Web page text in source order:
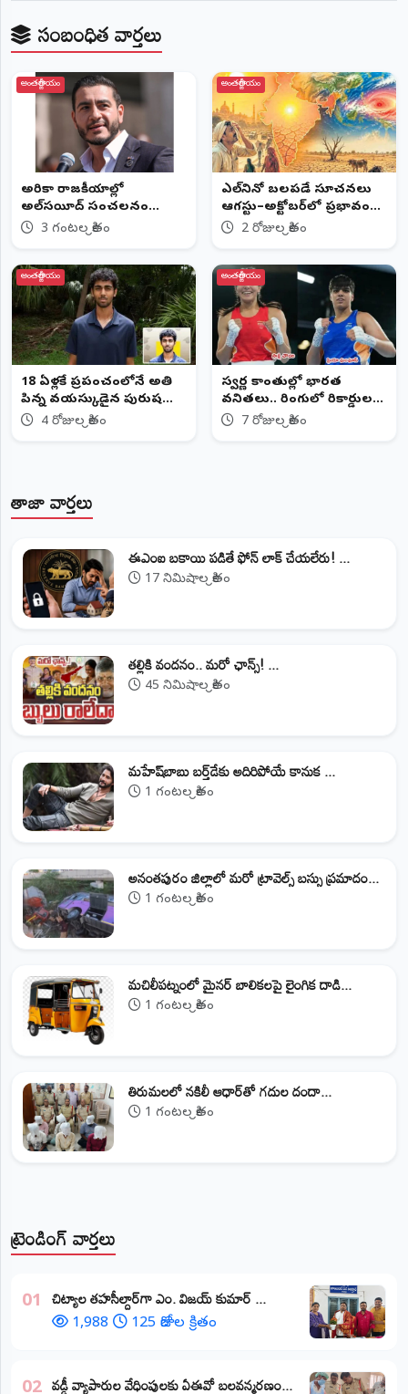
ట్రెండింగ్ వార్తలు
01 ​చిట్యాల తహసీల్దార్‌గా ఎం. విజయ్ కుమార్ ...
1,988 125 రోజుల క్రితం
02 వడ్డీ వ్యాపారుల వేధింపులకు ఏఈవో బలవన్మరణం...
సంబంధిత వార్తలు
అంతర్జాతీయం
అమెరికా రాజకీయాల్లో
అల్‌సయీద్ సంచలనం
ధనబలాన్ని ఢీకొట్టిన
3 గంటల క్రితం
అంతర్జాతీయం
ఎల్‌నినో బలపడే సూచనలు
ఆగస్టు–అక్టోబర్‌లో ప్రభావం
పెరిగే అవకాశం
2 రోజుల క్రితం
అంతర్జాతీయం
18 ఏళ్లకే ప్రపంచంలోనే అతి
పిన్న వయస్కుడైన పురుష
ప్రొఫెసర్4 రోజుల క్రితం
అంతర్జాతీయం
స్వర్ణ కాంతుల్లో భారత
వనితలు.. రింగులో రికార్డుల
వర్షం!7 రోజుల క్రితం
తాజా వార్తలు
ఈఎంఐ బకాయి పడితే ఫోన్‌ లాక్‌ చేయలేరు! ...
17 నిమిషాల క్రితం
తల్లికి వందనం.. మరో ఛాన్స్! ...
45 నిమిషాల క్రితం
మహేష్‌బాబు బర్త్‌డేకు అదిరిపోయే కానుక ...
1 గంటల క్రితం
అనంతపురం జిల్లాలో మరో ట్రావెల్స్‌ బస్సు ప్రమాదం...
1 గంటల క్రితం
మచిలీపట్నంలో మైనర్ బాలికలపై లైంగిక దాడి...
1 గంటల క్రితం
తిరుమలలో నకిలీ ఆధార్‌తో గదుల దందా...
1 గంటల క్రితం